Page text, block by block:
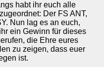
habt ihr euch alle
Der FS ANT,
Nun lag es an euch,
ein Gewinn für dieses
die Ehre eures
zu zeigen, dass euer
ist.